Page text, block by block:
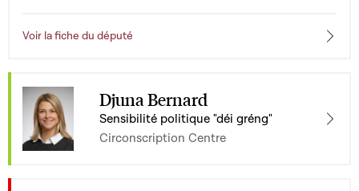
Voir la fiche du député
Djuna Bernard
Sensibilité politique "déi gréng"
Circonscription Centre